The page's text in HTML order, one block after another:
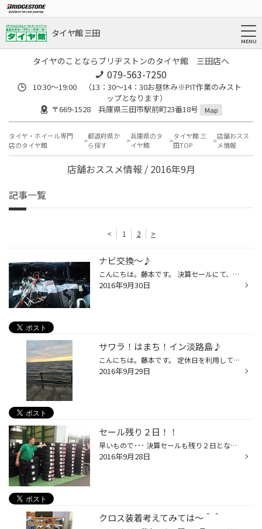
タイヤ館 三田
タイヤのことならブリヂストンのタイヤ館 三田店へ
079-563-7250
10:30～19:00 （13：30～14：30お昼休み※PIT作業のみスト
ップとなります）
〒669-1528 兵庫県三田市駅前町23番18号
Map
タイヤ・ホイール専門
店のタイヤ館
都道府県か
ら探す
兵庫県のタ
イヤ館
タイヤ館 三
田TOP
店舗おスス
メ情報
店舗おススメ情報 / 2016年9月
記事一覧
< 1 2 >
ナビ交換～♪
こんにちは。藤本です。 決算セールにて、たくさんのご来店本当にありがとうございました＾＾ もっともっと作業スピードを上げて待ち時間が少しでも早くなるように勤めます！！ もちろん丁寧に作業はしますよ！！ 今日はハイエースのナビ交換作業をさせていただきました～ 今回取り付けさせていただ...
2016年9月30日
サワラ！はまち！イン淡路島♪
こんにちは。藤本です。 定休日を利用して淡路島に釣りをしてきました～ 今の時期は凄く釣れるみたいなのですが・・・爆釣らしいのですが・・・ はい！釣れませんでした； なんかよく分からないのですが地元の人曰く（しおはひるからやで～）と言っていました！ ？？？ よく分かりませんでした＾＾...
2016年9月29日
セール残り２日！！
早いもので･･･ 決算セールも残り２日となりました！ 連日「夏・冬タイヤ一掃」 で賑わっています当店ですが 本日は 2016年製スタッドレスの大量入荷がありました～！ (ご相談お待ちしています！） 2015年製お買得も残り少なくなってきています！ お買得商品をお求めの方はお見逃しなく！！ では残り...
2016年9月28日
クロス装着考えてみては～＾＾